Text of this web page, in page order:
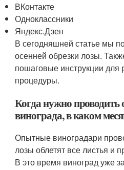
ВКонтакте
Одноклассники
Яндекс.Дзен
В сегодняшней статье мы
осенней обрезки лозы.
пошаговые инструкции для
процедуры.
Когда нужно проводить
винограда, в каком
Опытные виноградари
лозы облетят все листья и
В это время виноград уже